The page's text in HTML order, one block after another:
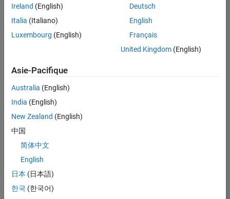
recherche
ou
afficher
l’ensemble
d'emploi.
malgré
tout
vous
trouvez
pas
d'offre
corresponde
à vos
Ireland (English)
Italia (Italiano)
Luxembourg (English)
Deutsch
English
Français
United Kingdom(English)
Asie-Pacifique
Australia (English)
India (English)
New Zealand (English)
中国
简体中文
English
日本 (日本語)
한국 (한국어)